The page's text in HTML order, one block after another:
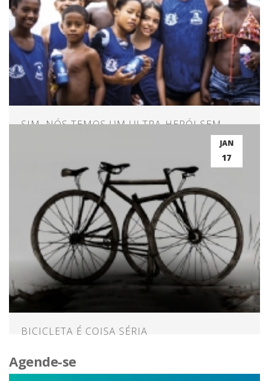
SIM, NÓS TEMOS UM ULTRA-HERÓI SEM
JAN
17
BICICLETA É COISA SÉRIA
Agende-se